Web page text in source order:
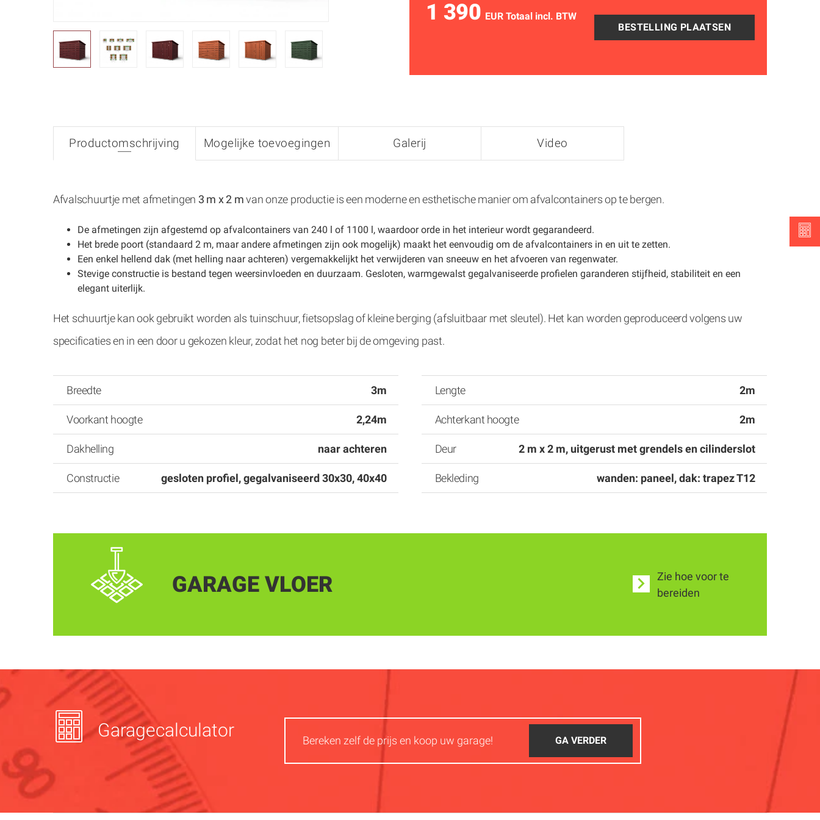
1 390 EUR Totaal incl. BTW
Productomschrijving Mogelijke toevoegingen Galerij Video
Afvalschuurtje met afmetingen 3 m x 2 mvan onze productie is een moderne en esthetische manier om afvalcontainers op te bergen.
De afmetingen zijn afgestemd op afvalcontainers van 240 l of 1100 l, waardoor orde in het interieur wordt gegarandeerd.
Het brede poort (standaard 2 m, maar andere afmetingen zijn ook mogelijk) maakt het eenvoudig om de afvalcontainers in en uit te zetten.
Een enkel hellend dak (met helling naar achteren) vergemakkelijkt het verwijderen van sneeuw en het afvoeren van regenwater.
Stevige constructie is bestand tegen weersinvloeden en duurzaam. Gesloten, warmgewalst gegalvaniseerde profielen garanderen stijfheid, stabiliteit en een
elegant uiterlijk.
Het schuurtje kan ook gebruikt worden als tuinschuur, fietsopslag of kleine berging (afsluitbaar met sleutel). Het kan worden geproduceerd volgens uw
specificaties en in een door u gekozen kleur, zodat het nog beter bij de omgeving past.
Breedte 3m Lengte 2m
Voorkant hoogte 2,24m Achterkant hoogte 2m
Dakhelling naar achteren Deur 2 m x 2 m, uitgerust met grendels en cilinderslot
Constructie gesloten profiel, gegalvaniseerd 30x30, 40x40 Bekleding wanden: paneel, dak: trapez T12
GARAGE VLOER
Zie hoe voor te
bereiden
Garagecalculator Bereken zelf de prijs en koop uw garage! GA VERDER